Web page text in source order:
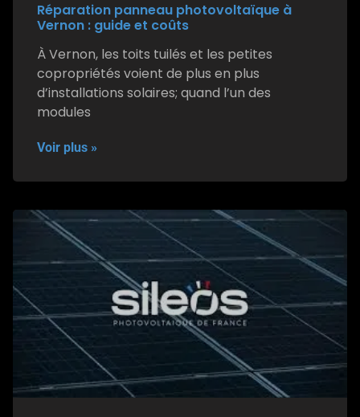
Réparation panneau photovoltaïque à
Vernon : guide et coûts
À Vernon, les toits tuilés et les petites
copropriétés voient de plus en plus
d’installations solaires; quand l’un des
modules
Voir plus »